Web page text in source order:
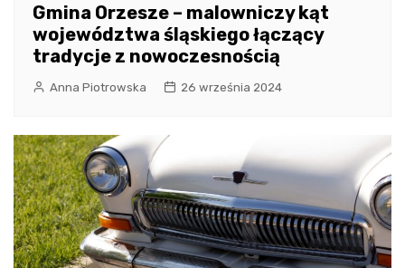
Gmina Orzesze – malowniczy kąt
województwa śląskiego łączący
tradycje z nowoczesnością
Anna Piotrowska 26 września 2024